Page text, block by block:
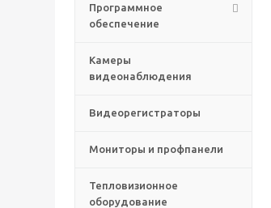
Программное
обеспечение
Камеры
видеонаблюдения
Видеорегистраторы
Мониторы и профпанели
Тепловизионное
оборудование